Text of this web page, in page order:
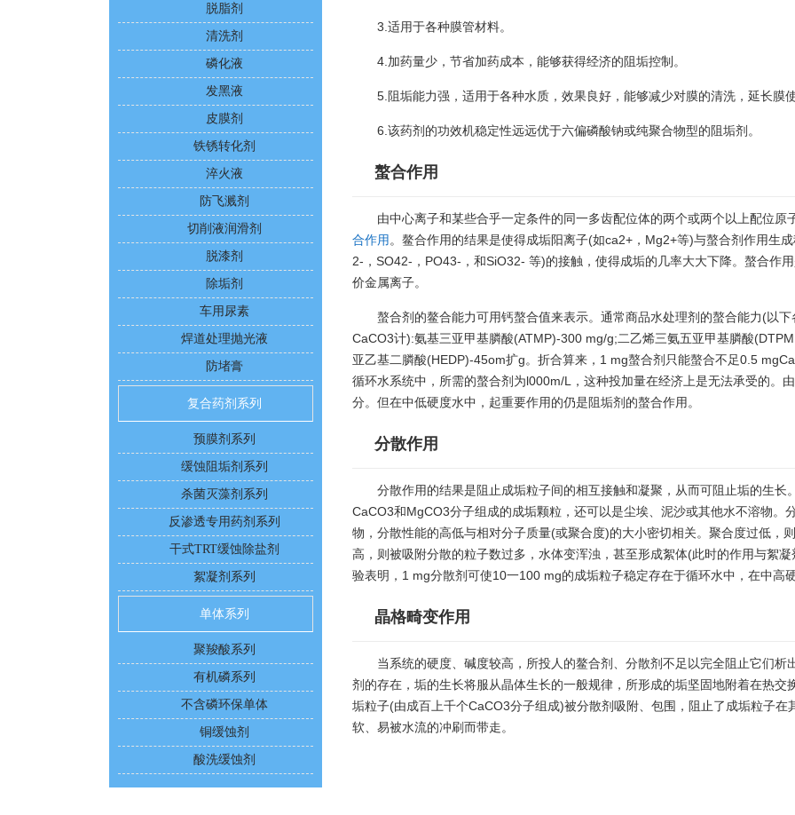
脱脂剂
清洗剂
磷化液
发黑液
皮膜剂
铁锈转化剂
淬火液
防飞溅剂
切削液润滑剂
脱漆剂
除垢剂
车用尿素
焊道处理抛光液
防堵膏
复合药剂系列
预膜剂系列
缓蚀阻垢剂系列
杀菌灭藻剂系列
反渗透专用药剂系列
干式TRT缓蚀除盐剂
絮凝剂系列
单体系列
聚羧酸系列
有机磷系列
不含磷环保单体
铜缓蚀剂
酸洗缓蚀剂
3.适用于各种膜管材料。
4.加药量少，节省加药成本，能够获得经济的阻垢控制。
5.阻垢能力强，适用于各种水质，效果良好，能够减少对膜的清洗，延长膜
6.该药剂的功效机稳定性远远优于六偏磷酸钠或纯聚合物型的阻垢剂。
螯合作用
由中心离子和某些合乎一定条件的同一多齿配位体的两个或两个以上配位
合作用 。鳌合作用的结果是使得成垢阳离子(如ca2+，Mg2+等)与螯合剂作用生
2-，SO42-，PO43-，和SiO32- 等)的接触，使得成垢的几率大大下降。螯合作
价金属离子。
螯合剂的鳌合能力可用钙螯合值来表示。通常商品水处理剂的螯合能力(以
CaCO3计):氨基三亚甲基膦酸(ATMP)-300 mg/g;二乙烯三氨五亚甲基膦酸
亚乙基二膦酸(HEDP)-45om扩g。折合算来，1 mg螯合剂只能螯合不足0.5
循环水系统中，所需的螯合剂为l000m/L，这种投加量在经济上是无法承受的。
分。但在中低硬度水中，起重要作用的仍是阻垢剂的螯合作用。
分散作用
分散作用的结果是阻止成垢粒子间的相互接触和凝聚，从而可阻止垢的生
CaCO3和MgCO3分子组成的成垢颗粒，还可以是尘埃、泥沙或其他水不溶物。
物，分散性能的高低与相对分子质量(或聚合度)的大小密切相关。聚合度过低，
高，则被吸附分散的粒子数过多，水体变浑浊，甚至形成絮体(此时的作用与絮
验表明，1 mg分散剂可使10一100 mg的成垢粒子稳定存在于循环水中，在中高
晶格畸变作用
当系统的硬度、碱度较高，所投人的鳌合剂、分散剂不足以完全阻止它们
剂的存在，垢的生长将服从晶体生长的一般规律，所形成的垢坚固地附着在热
垢粒子(由成百上千个CaCO3分子组成)被分散剂吸附、包围，阻止了成垢粒子
软、易被水流的冲刷而带走。